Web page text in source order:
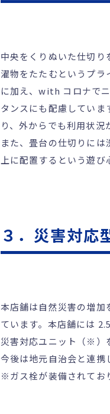
中央をくりぬいた仕切り
濯物をたたむというプラ
に加え、with コロナで
タンスにも配慮していま
り、外からでも利用状況
また、畳台の仕切りに
上に配置するという遊び
３．災害対応
本店舗は自然災害の増
ています。本店舗には
災害対応ユニット（※）
今後は地元自治会と連
※ガス栓が装備されてお